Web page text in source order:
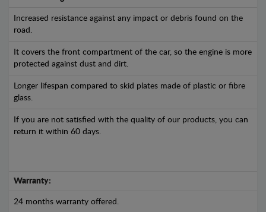
Increased resistance against any impact or debris found on the
road.
It covers the front compartment of the car, so the engine is more
protected against dust and dirt.
Longer lifespan compared to skid plates made of plastic or fibre
glass.
If you are not satisfied with the quality of our products, you can
return it within 60 days.
Warranty:
24 months warranty offered.